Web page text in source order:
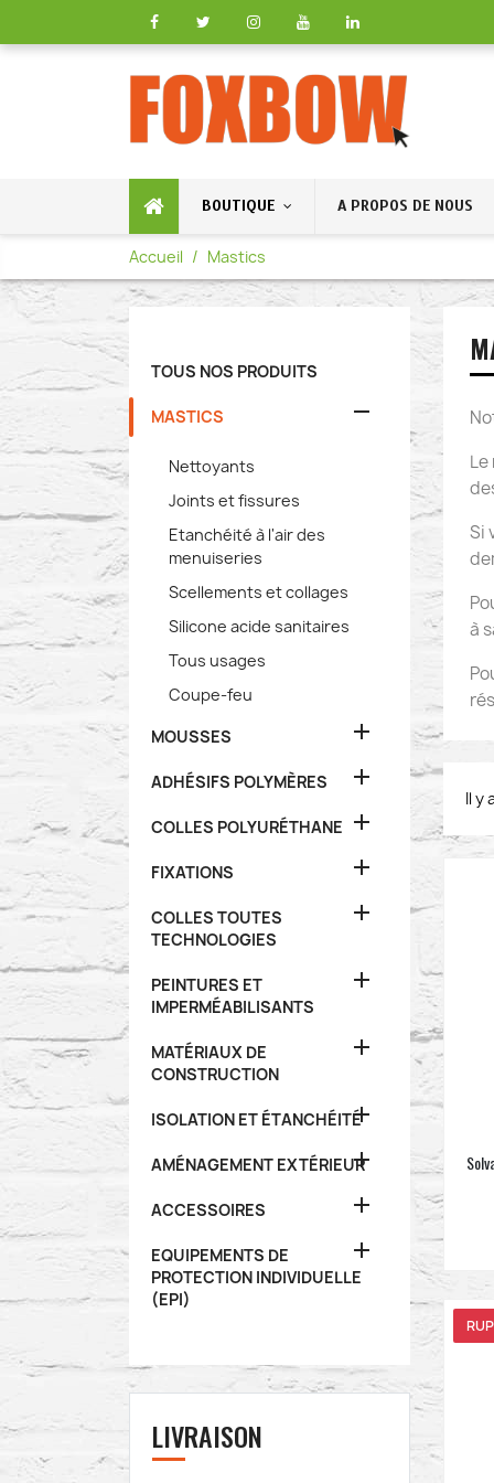
BOUTIQUE A PROPOS DE NOUS
Accueil Mastics
TOUS NOS PRODUITS
MASTICS 
Nettoyants
Joints et fissures
Etanchéité à l'air des
menuiseries
Scellements et collages
Silicone acide sanitaires
Tous usages
Coupe-feu
MOUSSES

ADHÉSIFS POLYMÈRES 
COLLES POLYURÉTHANE 
FIXATIONS 
COLLES TOUTES
TECHNOLOGIES

PEINTURES ET
IMPERMÉABILISANTS

MATÉRIAUX DE
CONSTRUCTION

ISOLATION ET ÉTANCHÉITÉ

AMÉNAGEMENT EXTÉRIEUR

ACCESSOIRES 
EQUIPEMENTS DE
PROTECTION INDIVIDUELLE
(EPI)

LIVRAISON
Si
à
Il y